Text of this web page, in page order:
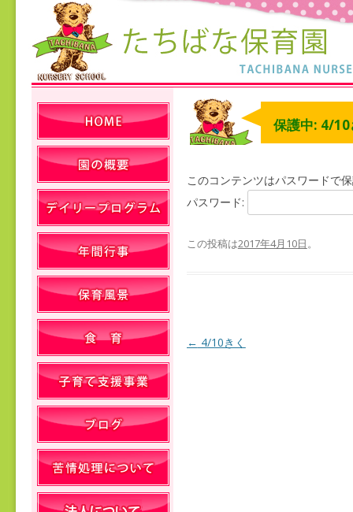
保護中: 4/10
このコンテンツはパスワードで
パスワード:
この投稿は2017年4月10日。
投稿ナビゲーション
← 4/10きく